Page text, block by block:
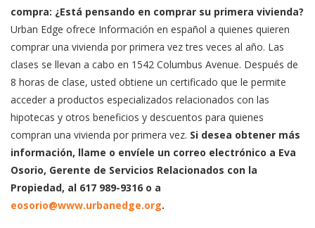
compra: ¿Está pensando en comprar su primera vivienda?
Urban Edge ofrece Información en español a quienes quieren
comprar una vivienda por primera vez tres veces al año. Las
clases se llevan a cabo en 1542 Columbus Avenue. Después de
8 horas de clase, usted obtiene un certificado que le permite
acceder a productos especializados relacionados con las
hipotecas y otros beneficios y descuentos para quienes
compran una vivienda por primera vez. Si desea obtener más
información, llame o envíele un correo electrónico a Eva
Osorio, Gerente de Servicios Relacionados con la
Propiedad, al 617 989-9316 o a
eosorio@www.urbanedge.org.